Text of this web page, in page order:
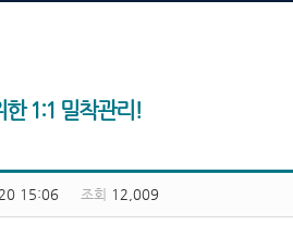
한 1:1 밀착관리!
15:06 조회 12,009